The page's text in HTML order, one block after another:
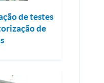
de testes
de